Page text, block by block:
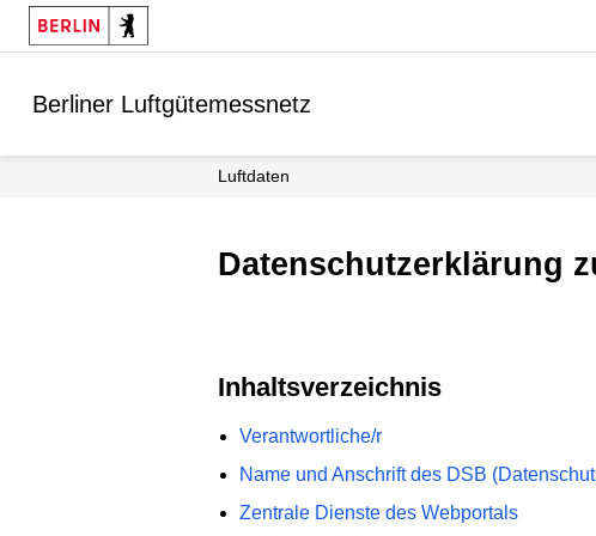
Berliner Luftgütemessnetz
Luftdaten
Datenschutzerklärung
Inhaltsverzeichnis
Verantwortliche/r
Name und Anschrift des DSB
Zentrale Dienste des Webportals